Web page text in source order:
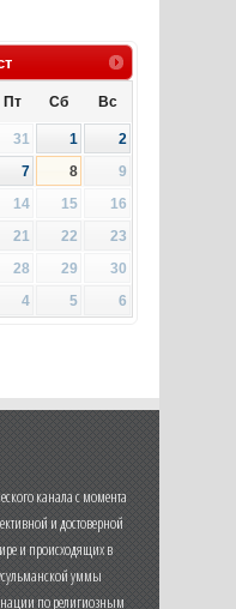
Пт Сб Вс
31 1
2
7 8
9
14 15
16
21 22
23
28 29
30
4 5 6
канала с момента
и достоверной
и происходящих в
уммы
по религиозным